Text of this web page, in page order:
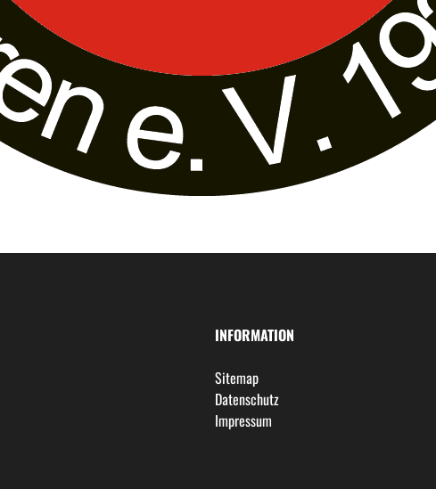
INFORMATION
Sitemap
Datenschutz
Impressum